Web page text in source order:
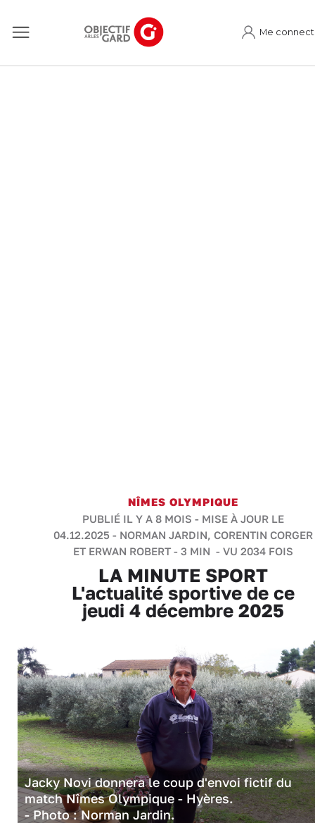
Me
NÎMES OLYMPIQUE
PUBLIÉ IL Y A 8 MOIS - MISE À JOUR LE
04.12.2025 - NORMAN JARDIN, CORENTIN CORGER
ET ERWAN ROBERT- 3 MIN - VU 2034 FOIS
LA MINUTE SPORT
L'actualité sportive de ce
jeudi 4 décembre 2025
Jacky Novi donnera le coup d'envoi fictif du
match Nîmes Olympique - Hyères.
- Photo : Norman Jardin.